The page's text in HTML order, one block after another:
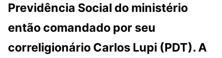
Previdência Social do ministério
então comandado por seu
correligionário Carlos Lupi (PDT). A